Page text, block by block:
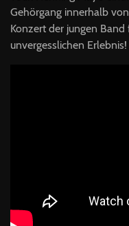
Gehörgang innerhalb
Konzert der jungen
unvergesslichen Erlebnis!